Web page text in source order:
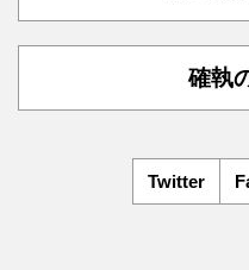
確執
Twitter